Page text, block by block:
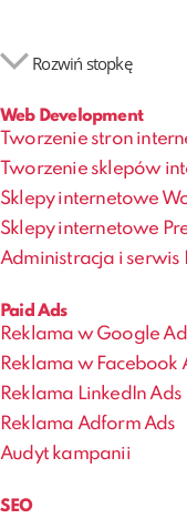
Rozwiń stopkę
Web Development
Tworzenie stron
Tworzenie sklepów
Sklepy internetowe
Sklepy internetowe
Administracja i serwis
Paid Ads
Reklama w Google
Reklama w Facebook
Reklama LinkedIn Ads
Reklama Adform Ads
Audyt kampanii
SEO